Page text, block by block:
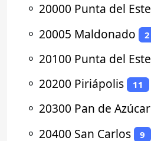
⚬ 20000 Punta del Este
⚬ 20005 Maldonado 2
⚬ 20100 Punta del Este
⚬ 20200 Piriápolis 11
⚬ 20300 Pan de Azúcar
⚬ 20400 San Carlos 9